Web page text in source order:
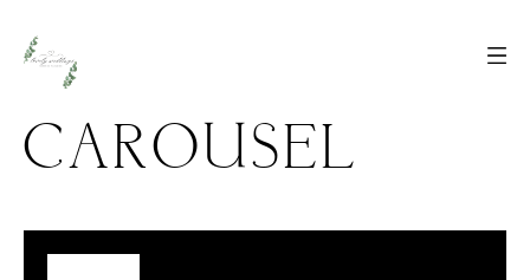
CAROUSEL